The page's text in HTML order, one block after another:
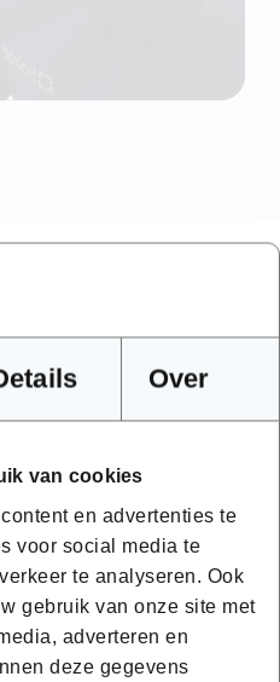
Over
van cookies
en advertenties te
voor social media te
te analyseren. Ook
gebruik van onze site met
adverteren en
deze gegevens
voor Syntra
maar wel een
waarbij je